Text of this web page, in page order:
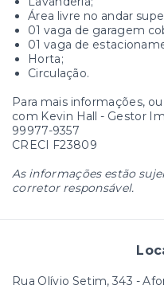
Área livre no andar
01 vaga de garagem
01 vaga de
Horta;
Circulação.
Para mais informações,
com Kevin Hall - Gestor
99977-9357
CRECI F23809
As informações estão
corretor responsável.
Rua Olívio Setim, 343 -